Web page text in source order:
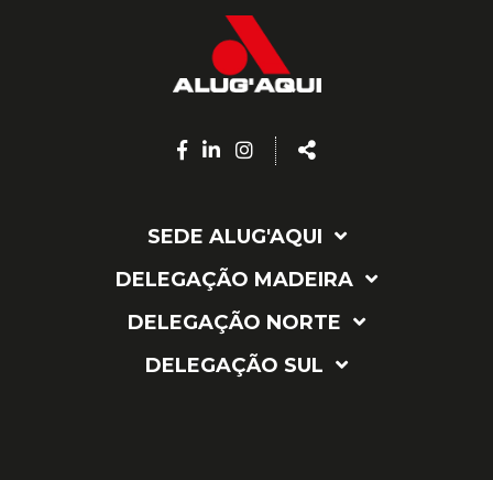
Facebook
Linkedin
Instagram
Share
SEDE ALUG'AQUI
DELEGAÇÃO MADEIRA
DELEGAÇÃO NORTE
DELEGAÇÃO SUL